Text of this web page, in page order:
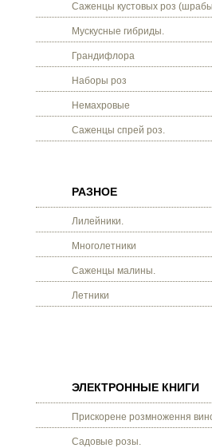
Саженцы кустовых роз
Мускусные гибриды.
Грандифлора
Наборы роз
Немахровые
Саженцы спрей роз.
РАЗНОЕ
Лилейники.
Многолетники
Саженцы малины.
Летники
ЭЛЕКТРОННЫЕ КНИГИ
Прискорене розмноження
Садовые розы.